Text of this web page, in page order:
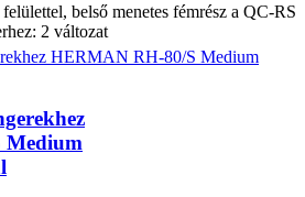
belső menetes fémrész a QC-RS
2 változat
Medium